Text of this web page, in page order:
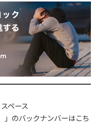
ペース
」のバックナンバーはこち